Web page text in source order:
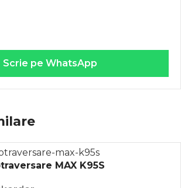
Scrie pe WhatsApp
MAX K95S